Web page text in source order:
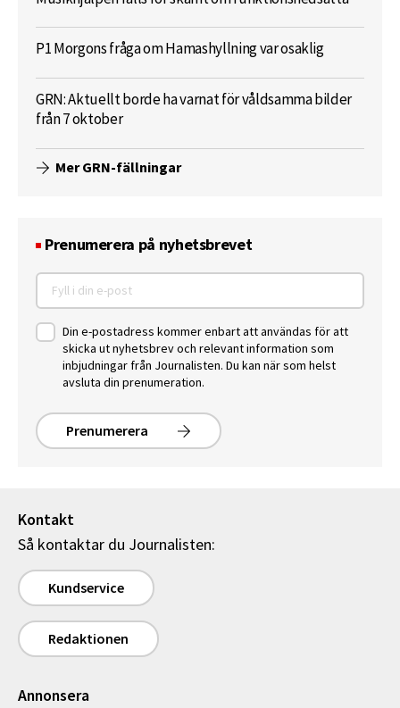
P1 Morgons fråga om Hamashyllning var osaklig
GRN: Aktuellt borde ha varnat för våldsamma bilder
från 7 oktober
Mer GRN-fällningar
Prenumerera på nyhetsbrevet
Din e-postadress kommer enbart att användas för att
skicka ut nyhetsbrev och relevant information som
inbjudningar från Journalisten. Du kan när som helst
avsluta din prenumeration.
Prenumerera
Kontakt
Så kontaktar du Journalisten:
Kundservice
Redaktionen
Annonsera